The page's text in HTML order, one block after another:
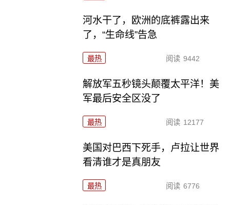
河水干了，欧洲的底裤露出来
了，“生命线”告急
最热 阅读 9442
解放军五秒镜头颠覆太平洋！美
军最后安全区没了
最热 阅读 12177
美国对巴西下死手，卢拉让世界
看清谁才是真朋友
最热 阅读 6776